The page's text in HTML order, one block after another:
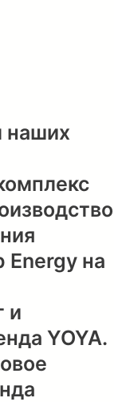
наших
Energy на
и
YOYA.